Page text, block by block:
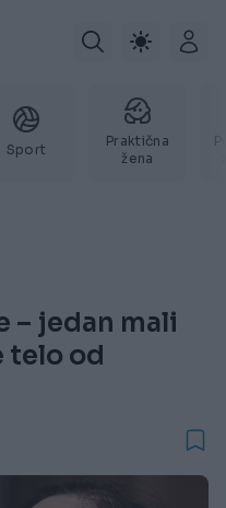
Sport
Praktična
žena
– jedan mali
telo od